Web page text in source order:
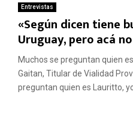
Entrevistas
«Según dicen tiene
Uruguay, pero acá
Muchos se preguntan quien
Gaitan, Titular de Vialidad
preguntan quien es Lauritto,